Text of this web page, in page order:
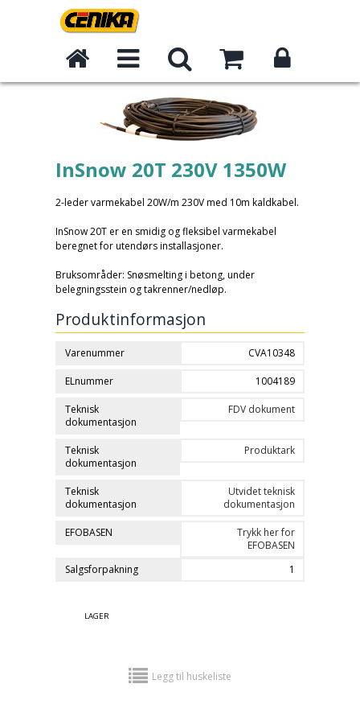
InSnow 20T 230V 1350W
2-leder varmekabel 20W/m 230V med 10m kaldkabel.
InSnow 20T er en smidig og fleksibel varmekabel
beregnet for utendørs installasjoner.
Bruksområder: Snøsmelting i betong, under
belegningsstein og takrenner/nedløp.
Produktinformasjon
Varenummer CVA10348
ELnummer 1004189
Teknisk
dokumentasjon
FDV dokument
Teknisk
dokumentasjon
Produktark
Teknisk
dokumentasjon
Utvidet teknisk
dokumentasjon
EFOBASEN
Trykk her for
EFOBASEN
Salgsforpakning
1
LAGER
Legg til huskeliste